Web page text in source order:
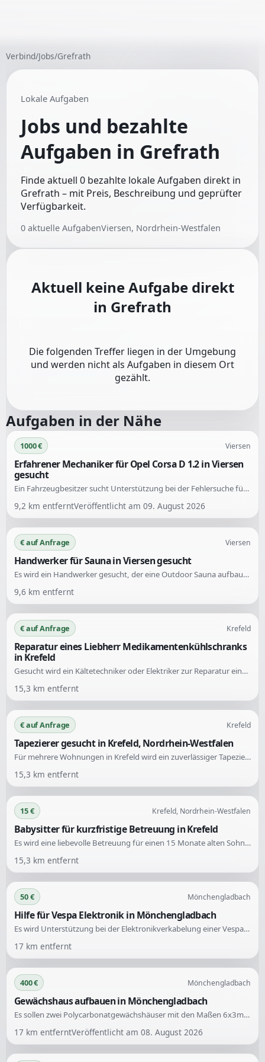
Verbind/Jobs/Grefrath
Lokale Aufgaben
Jobs und bezahlte
Aufgaben in Grefrath
Finde aktuell 0 bezahlte lokale Aufgaben direkt in
Grefrath – mit Preis, Beschreibung und geprüfter
Verfügbarkeit.
0 aktuelle AufgabenViersen, Nordrhein-Westfalen
Aktuell keine Aufgabe direkt
in Grefrath
Die folgenden Treffer liegen in der Umgebung
und werden nicht als Aufgaben in diesem Ort
gezählt.
Aufgaben in der Nähe
1000 € Viersen
Erfahrener Mechaniker für Opel Corsa D 1.2 in Viersen
gesucht
Ein Fahrzeugbesitzer sucht Unterstützung bei der Fehlersuche für seinen Opel Corsa D 1.2. Der Motor zeigt im Leerlauf starke Schwankungen und Probleme insbesondere bei eingeschalteter Klimaanlage. Bereits durchgeführte Arbeiten haben das Problem bisher nicht behoben.
9,2 km entferntVeröffentlicht am 09. August 2026
€ auf Anfrage Viersen
Handwerker für Sauna in Viersen gesucht
Es wird ein Handwerker gesucht, der eine Outdoor Sauna aufbaut. Der Auftrag umfasst den Aufbau der Sauna im Gartenbereich.
9,6 km entfernt
€ auf Anfrage Krefeld
Reparatur eines Liebherr Medikamentenkühlschranks
in Krefeld
Gesucht wird ein Kältetechniker oder Elektriker zur Reparatur eines BPV/Liebherr Medikamentenkühlschranks in einer Apotheke in Krefeld. Der Kühlschrank zeigt den Fehler F8 an und benötigt eine fachgerechte Überprüfung des Kompressors.
15,3 km entfernt
€ auf Anfrage Krefeld
Tapezierer gesucht in Krefeld, Nordrhein-Westfalen
Für mehrere Wohnungen in Krefeld wird ein zuverlässiger Tapezierer bzw. Renovierungshelfer gesucht. Die Hauptaufgaben umfassen das Tapezieren mit Rauhfaser sowie das anschließende Streichen der Wohnungen.
15,3 km entfernt
15 € Krefeld, Nordrhein-Westfalen
Babysitter für kurzfristige Betreuung in Krefeld
Es wird eine liebevolle Betreuung für einen 15 Monate alten Sohn in Krefeld gesucht. Die Unterstützung wird kurzfristig benötigt, insbesondere für Termine, die häufig auch am nächsten Tag anfallen können.
15,3 km entfernt
50 € Mönchengladbach
Hilfe für Vespa Elektronik in Mönchengladbach
Es wird Unterstützung bei der Elektronikverkabelung einer Vespa PX 80 Lusso gesucht. Der Helfer sollte Erfahrung im Durchmessen und Instandsetzen der Elektronik haben.
17 km entfernt
400 € Mönchengladbach
Gewächshaus aufbauen in Mönchengladbach
Es sollen zwei Polycarbonatgewächshäuser mit den Maßen 6x3m aufgebaut werden. Die dazugehörigen Betonplatten sind vorhanden, ebenso eine Aufbauanleitung. Die Gewächshäuser sind neu und original verpackt.
17 km entferntVeröffentlicht am 08. August 2026